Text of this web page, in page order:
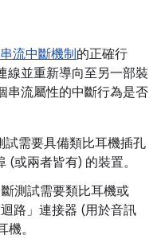
流中斷機制的正確行
線並重新導向至另一部裝
串流屬性的中斷行為是否
試需要具備類比耳機插孔
(或兩者皆有) 的裝置。
測試需要類比耳機或
路」連接器 (用於音訊
。